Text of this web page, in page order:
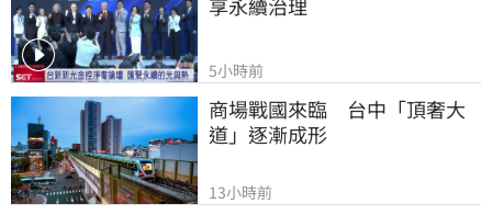
享永續治理
5小時前
商場戰國來臨　台中「頂奢大
道」逐漸成形
13小時前